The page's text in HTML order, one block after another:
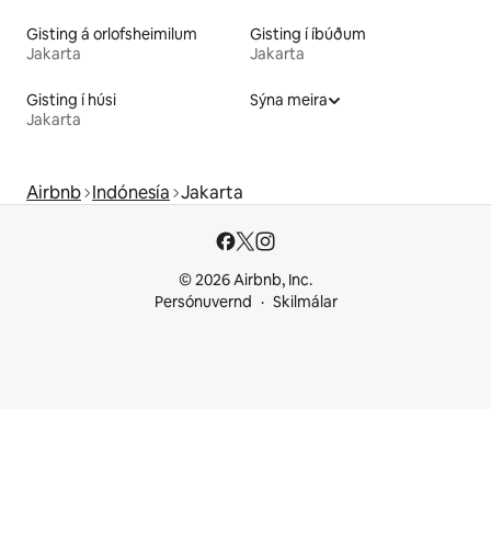
Gisting á orlofsheimilum
Jakarta
Gisting í íbúðum
Jakarta
Gisting í húsi
Jakarta
Sýna meira
Airbnb Indónesía Jakarta
© 2026 Airbnb, Inc.
Persónuvernd
Skilmálar